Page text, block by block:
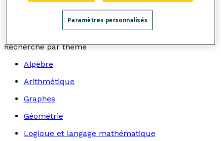
Un milligramme équivaut à 10[latex]^{-3}[/latex]
gramme ou 10[latex]^{-6}[/latex] kilogramme.
Recherche par thème
Algèbre
Arithmétique
Graphes
Géométrie
Logique et langage mathématique
Paramètres personnalisés